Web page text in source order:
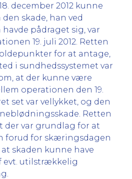
december 2012 kunne
skade, han ved
pådraget sig, var
19. juli 2012. Retten
for at antage,
i sundhedssystemet var
at der kunne være
operationen den 19.
set var vellykket, og den
Retten
der var grundlag for at
forud for skæringsdagen
skaden kunne have
evt. utilstrækkelig